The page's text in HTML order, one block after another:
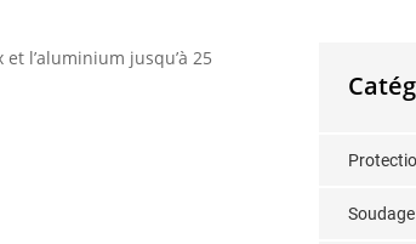
l’aluminium jusqu’à 25